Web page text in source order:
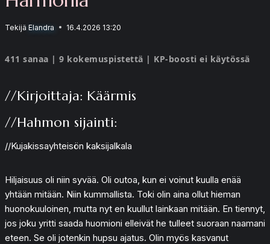
Tekijä Elandra 16.4.2026 13:20
411 sanaa | 9 kokemuspistettä | KP-boosti ei käytössä
//Kirjoittaja: Käärmis
//Hahmon sijainti:
//Kujakissayhteisön kaksijalkala
Hiljaisuus oli niin syvää. Oli outoa, kun ei voinut kuulla enää
yhtään mitään. Niin kummallista. Toki olin aina ollut hieman
huonokuuloinen, mutta nyt en kuullut lainkaan mitään. En tiennyt,
jos joku yritti saada huomioni elleivät he tulleet suoraan naamani
eteen. Se oli jotenkin hupsu ajatus. Olin myös kasvanut